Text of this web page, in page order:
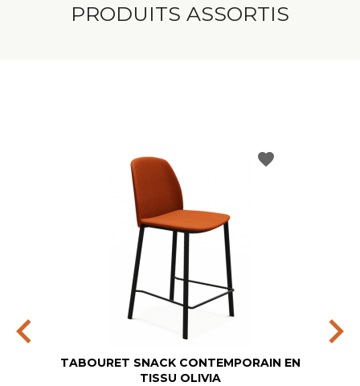
PRODUITS ASSORTIS
chevron_left
TABOURET SNACK CONTEMPORAIN EN
TISSU OLIVIA
favorite
chevron_right